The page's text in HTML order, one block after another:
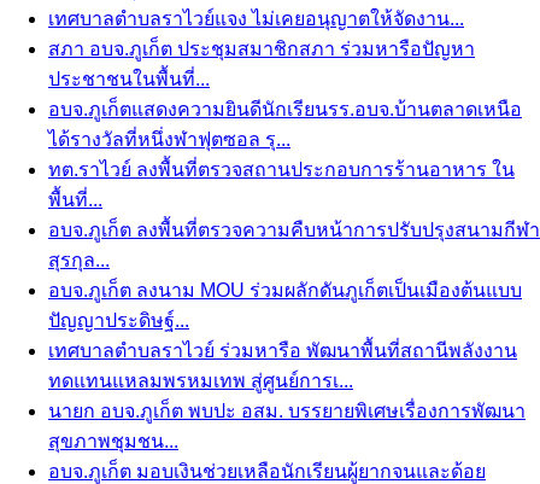
เทศบาลตำบลราไวย์แจง ไม่เคยอนุญาตให้จัดงาน...
สภา อบจ.ภูเก็ต ประชุมสมาชิกสภา ร่วมหารือปัญหา
ประชาชนในพื้นที่...
อบจ.ภูเก็ตแสดงความยินดีนักเรียนรร.อบจ.บ้านตลาดเหนือ
ได้รางวัลที่หนึ่งฬาฟุตซอล รุ...
ทต.ราไวย์ ลงพื้นที่ตรวจสถานประกอบการร้านอาหาร ใน
พื้นที่...
อบจ.ภูเก็ต ลงพื้นที่ตรวจความคืบหน้าการปรับปรุงสนามกีฬา
สุรกุล...
อบจ.ภูเก็ต ลงนาม MOU ร่วมผลักดันภูเก็ตเป็นเมืองต้นแบบ
ปัญญาประดิษฐ์...
เทศบาลตำบลราไวย์ ร่วมหารือ พัฒนาพื้นที่สถานีพลังงาน
ทดแทนแหลมพรหมเทพ สู่ศูนย์การเ...
นายก อบจ.ภูเก็ต พบปะ อสม. บรรยายพิเศษเรื่องการพัฒนา
สุขภาพชุมชน...
อบจ.ภูเก็ต มอบเงินช่วยเหลือนักเรียนผู้ยากจนและด้อย